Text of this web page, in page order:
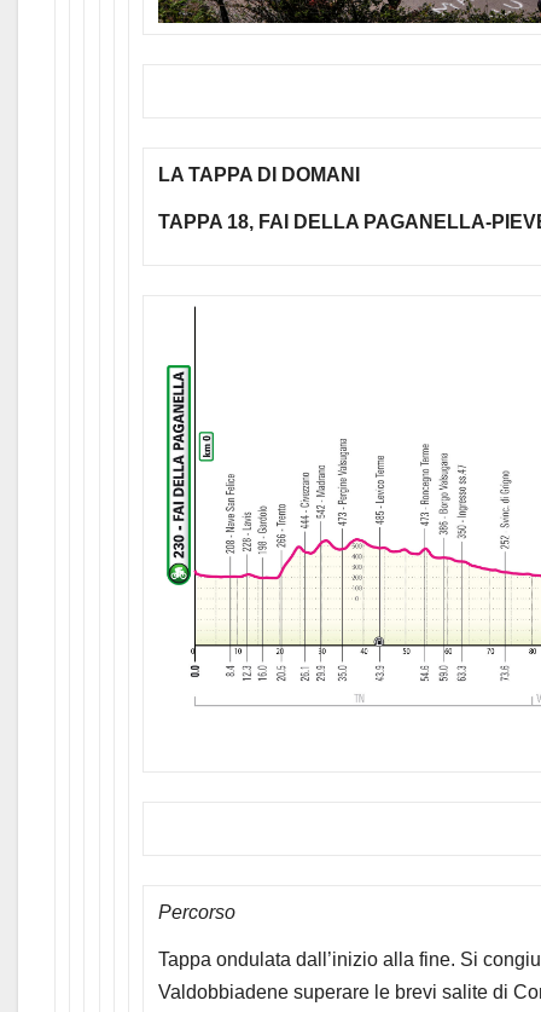
LA TAPPA DI DOMANI
TAPPA 18, FAI DELLA PAGANELLA-
Percorso
Tappa ondulata dall’inizio alla fine. Si
Valdobbiadene superare le brevi salite di